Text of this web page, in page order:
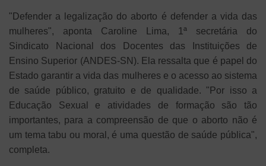
"Defender a legalização do aborto é defender a vida das
mulheres", aponta Caroline Lima, 1ª secretária do
Sindicato Nacional dos Docentes das Instituições de
Ensino Superior (ANDES-SN). Ela ressalta que é papel do
Estado garantir a vida das mulheres e o acesso ao sistema
de saúde público, gratuito e de qualidade. "Por isso a
Educação Sexual e atividades de formação são tão
importantes, para a compreensão de que o aborto não é
um tema tabu ou moral, é uma questão de saúde pública",
completa.